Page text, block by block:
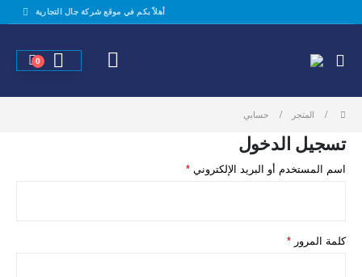
أهلاً بكم في موقع شركة جال التجارية
0
المتجر حسابي
تسجيل الدخول
اسم المستخدم أو البريد الإلكتروني *مطلوبة
كلمة المرور *مطلوبة